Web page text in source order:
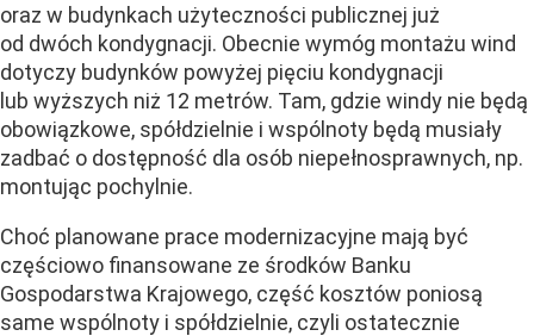
oraz w budynkach użyteczności publicznej już
od dwóch kondygnacji. Obecnie wymóg montażu wind
dotyczy budynków powyżej pięciu kondygnacji
lub wyższych niż 12 metrów. Tam, gdzie windy nie będą
obowiązkowe, spółdzielnie i wspólnoty będą musiały
zadbać o dostępność dla osób niepełnosprawnych, np.
montując pochylnie.
Choć planowane prace modernizacyjne mają być
częściowo finansowane ze środków Banku
Gospodarstwa Krajowego, część kosztów poniosą
same wspólnoty i spółdzielnie, czyli ostatecznie